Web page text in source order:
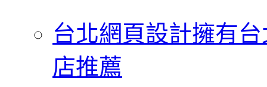
台北網頁設計擁有
店推薦